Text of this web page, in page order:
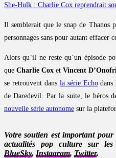
She-Hulk : Charlie Cox reprendrait
Il semblerait que le snap de Thanos
personnages sans pour autant effacer
Alors qu’il ne reste qu’un épisode
que Charlie Cox et Vincent
se retrouvent dans la série Echodans
de Daredevil. Par la suite, le héros
nouvelle série autonome sur la
Votre soutien est important
actualités pop culture sur
BlueSky, Instagram, Twitter.